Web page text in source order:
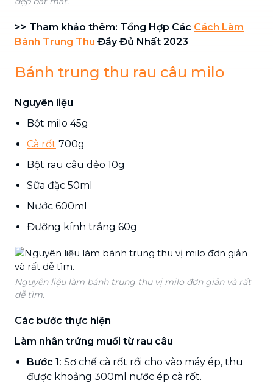
>> Tham khảo thêm: Tổng Hợp Các Cách Làm
Bánh Trung Thu Đầy Đủ Nhất 2023
Bánh trung thu rau câu milo
Nguyên liệu
Bột milo 45g
Cà rốt 700g
Bột rau câu dẻo 10g
Sữa đặc 50ml
Nước 600ml
Đường kính trắng 60g
Nguyên liệu làm bánh trung thu vị milo đơn giản và rất
dễ tìm.
Các bước thực hiện
Làm nhân trứng muối từ rau câu
Bước 1: Sơ chế cà rốt rồi cho vào máy ép, thu
được khoảng 300ml nước ép cà rốt.